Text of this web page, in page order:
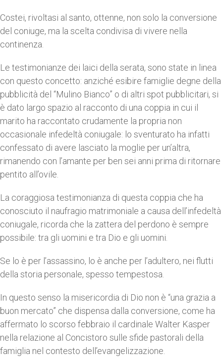
Costei, rivoltasi al santo, ottenne, non solo la conversione
del coniuge, ma la scelta condivisa di vivere nella
continenza.
Le testimonianze dei laici della serata, sono state in linea
con questo concetto: anziché esibire famiglie degne della
pubblicità del “Mulino Bianco” o di altri spot pubblicitari, si
è dato largo spazio al racconto di una coppia in cui il
marito ha raccontato crudamente la propria non
occasionale infedeltà coniugale: lo sventurato ha infatti
confessato di avere lasciato la moglie per un’altra,
rimanendo con l’amante per ben sei anni prima di ritornare
pentito all’ovile.
La coraggiosa testimonianza di questa coppia che ha
conosciuto il naufragio matrimoniale a causa dell’infedeltà
coniugale, ricorda che la zattera del perdono è sempre
possibile: tra gli uomini e tra Dio e gli uomini.
Se lo è per l’assassino, lo è anche per l’adultero, nei flutti
della storia personale, spesso tempestosa.
In questo senso la misericordia di Dio non è “una grazia a
buon mercato” che dispensa dalla conversione, come ha
affermato lo scorso febbraio il cardinale Walter Kasper
nella relazione al Concistoro sulle sfide pastorali della
famiglia nel contesto dell’evangelizzazione.